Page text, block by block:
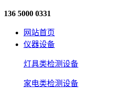
136 5000 0331
网站首页
仪器设备
灯具类检测设备
家电类检测设备